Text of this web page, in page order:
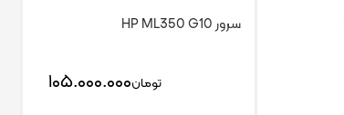
سرور HP ML350 G10
تومان۱۰۵.۰۰۰.۰۰۰